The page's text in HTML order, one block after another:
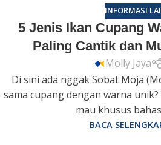
INFORMASI
5 Jenis Ikan Cupang
Paling Cantik dan
Molly Jaya
Di sini ada nggak Sobat Moja
sama cupang dengan warna
mau khusus
BACA